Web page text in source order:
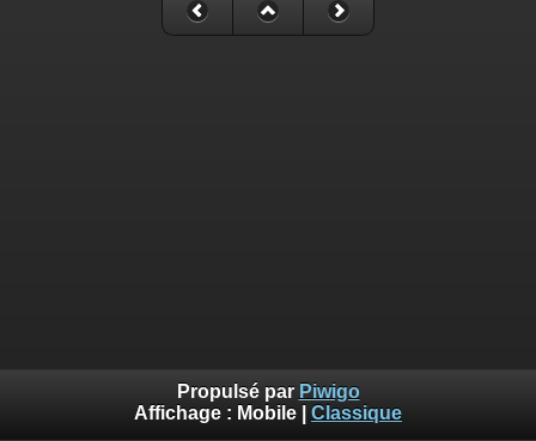
Propulsé par Piwigo
Affichage : Mobile Classique